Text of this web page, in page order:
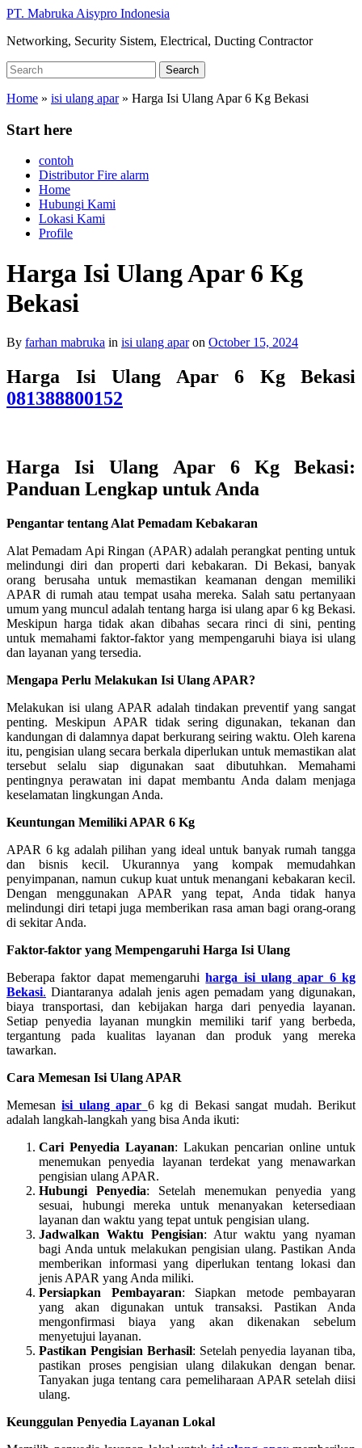
Skip
main
PT. Mabruka Aisypro Indonesia
Networking, Security Sistem, Electrical, Ducting Contractor
Search
for:
Search
Home » isi ulang apar» Harga Isi Ulang Apar 6 Kg Bekasi
Start here
contoh
Distributor Fire alarm
Home
Hubungi Kami
Lokasi Kami
Profile
Harga Isi Ulang Apar 6 Kg
Bekasi
By farhan mabruka in isi ulang aparon October 15, 2024
Harga Isi Ulang Apar 6 Kg Bekasi
081388800152
Harga Isi Ulang Apar 6 Kg Bekasi:
Panduan Lengkap untuk Anda
Pengantar tentang Alat Pemadam Kebakaran
Alat Pemadam Api Ringan (APAR) adalah perangkat penting untuk
melindungi diri dan properti dari kebakaran. Di Bekasi, banyak
orang berusaha untuk memastikan keamanan dengan memiliki
APAR di rumah atau tempat usaha mereka. Salah satu pertanyaan
umum yang muncul adalah tentang harga isi ulang apar 6 kg Bekasi.
Meskipun harga tidak akan dibahas secara rinci di sini, penting
untuk memahami faktor-faktor yang mempengaruhi biaya isi ulang
dan layanan yang tersedia.
Mengapa Perlu Melakukan Isi Ulang APAR?
Melakukan isi ulang APAR adalah tindakan preventif yang sangat
penting. Meskipun APAR tidak sering digunakan, tekanan dan
kandungan di dalamnya dapat berkurang seiring waktu. Oleh karena
itu, pengisian ulang secara berkala diperlukan untuk memastikan alat
tersebut selalu siap digunakan saat dibutuhkan. Memahami
pentingnya perawatan ini dapat membantu Anda dalam menjaga
keselamatan lingkungan Anda.
Keuntungan Memiliki APAR 6 Kg
APAR 6 kg adalah pilihan yang ideal untuk banyak rumah tangga
dan bisnis kecil. Ukurannya yang kompak memudahkan
penyimpanan, namun cukup kuat untuk menangani kebakaran kecil.
Dengan menggunakan APAR yang tepat, Anda tidak hanya
melindungi diri tetapi juga memberikan rasa aman bagi orang-orang
di sekitar Anda.
Faktor-faktor yang Mempengaruhi Harga Isi Ulang
Beberapa faktor dapat memengaruhiharga isi ulang apar 6 kg
Bekasi. Diantaranya adalah jenis agen pemadam yang digunakan,
biaya transportasi, dan kebijakan harga dari penyedia layanan.
Setiap penyedia layanan mungkin memiliki tarif yang berbeda,
tergantung pada kualitas layanan dan produk yang mereka
tawarkan.
Cara Memesan Isi Ulang APAR
Memesanisi ulang apar 6 kg di Bekasi sangat mudah. Berikut
adalah langkah-langkah yang bisa Anda ikuti:
Cari Penyedia Layanan: Lakukan pencarian online untuk
menemukan penyedia layanan terdekat yang menawarkan
pengisian ulang APAR.
Hubungi Penyedia: Setelah menemukan penyedia yang
sesuai, hubungi mereka untuk menanyakan ketersediaan
layanan dan waktu yang tepat untuk pengisian ulang.
Jadwalkan Waktu Pengisian: Atur waktu yang nyaman
bagi Anda untuk melakukan pengisian ulang. Pastikan Anda
memberikan informasi yang diperlukan tentang lokasi dan
jenis APAR yang Anda miliki.
Persiapkan Pembayaran: Siapkan metode pembayaran
yang akan digunakan untuk transaksi. Pastikan Anda
mengonfirmasi biaya yang akan dikenakan sebelum
menyetujui layanan.
Pastikan Pengisian Berhasil: Setelah penyedia layanan tiba,
pastikan proses pengisian ulang dilakukan dengan benar.
Tanyakan juga tentang cara pemeliharaan APAR setelah diisi
ulang.
Keunggulan Penyedia Layanan Lokal